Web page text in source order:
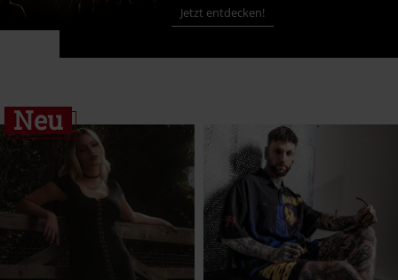
Jetzt entdecken!
Neu